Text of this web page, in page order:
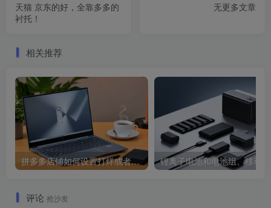
天猫 京东的好，全靠多多的
衬托！
无更多文章
相关推荐
拼多多店铺如何设置打烊或者放假或者临时关店啊？
评论 抢沙发